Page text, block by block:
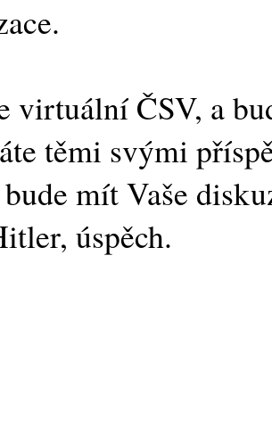
virtuální ČSV, a
těmi svými
mít Vaše
úspěch.